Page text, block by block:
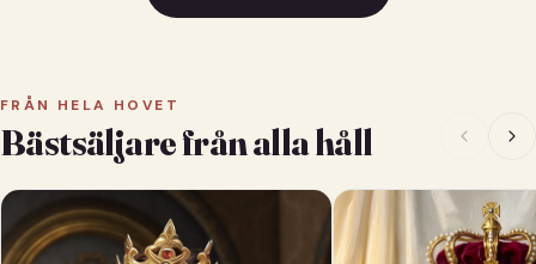
FRÅN HELA HOVET
Bästsäljare från alla håll